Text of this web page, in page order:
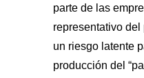
parte de las
representativo
un riesgo latente
producción del